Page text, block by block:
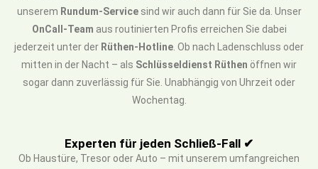
unserem Rundum-Servicesind wir auch dann für Sie da. Unser
OnCall-Team aus routinierten Profis erreichen Sie dabei
jederzeit unter der Rüthen-Hotline . Ob nach Ladenschluss oder
mitten in der Nacht – als Schlüsseldienst Rüthen öffnen wir
sogar dann zuverlässig für Sie. Unabhängig von Uhrzeit oder
Wochentag.
Experten für jeden Schließ-Fall ✔
Ob Haustüre, Tresor oder Auto – mit unserem umfangreichen